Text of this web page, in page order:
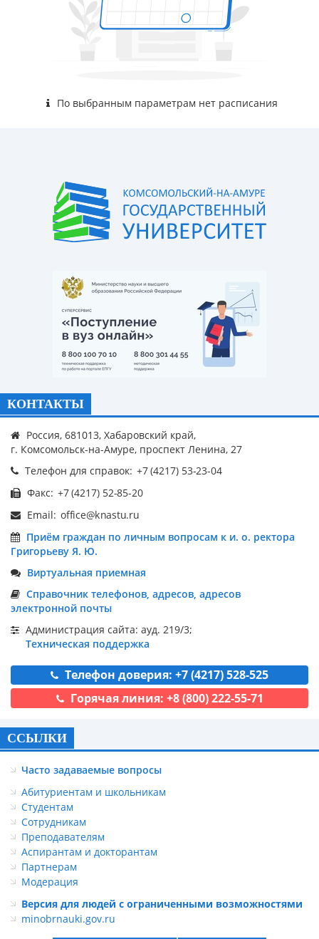
По выбранным параметрам нет расписания
КОНТАКТЫ
Россия, 681013, Хабаровский край,
г. Комсомольск-на-Амуре, проспект Ленина, 27
Телефон для справок:
Факс:
Email:
Приём граждан по личным вопросам к и. о. ректора
Григорьеву Я. Ю.
Виртуальная приемная
Справочник телефонов, адресов, адресов
электронной почты
Администрация сайта: ауд. 219/3;
Техническая поддержка
Телефон доверия: +7 (4217) 528-525
Горячая линия: +8 (800) 222-55-71
ССЫЛКИ
Часто задаваемые вопросы
Абитуриентам и школьникам
Студентам
Сотрудникам
Преподавателям
Аспирантам и докторантам
Партнерам
Модерация
Версия для людей с ограниченными возможностями
minobrnauki.gov.ru